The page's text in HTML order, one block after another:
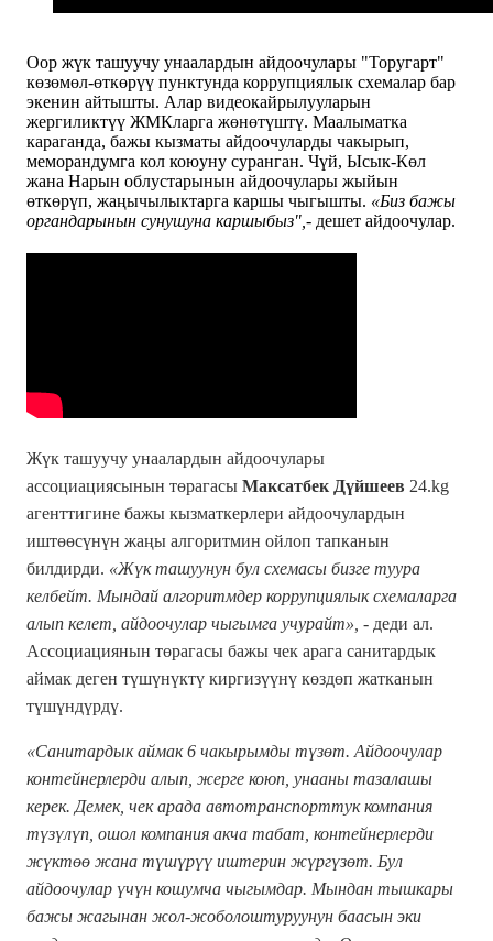
Оор жүк ташуучу унаалардын айдоочулары "Торугарт"
көзөмөл-өткөрүү пунктунда коррупциялык схемалар бар
экенин айтышты. Алар видеокайрылууларын
жергиликтүү ЖМКларга жөнөтүштү. Маалыматка
караганда, бажы кызматы айдоочуларды чакырып,
меморандумга кол коюуну суранган. Чүй, Ысык-Көл
жана Нарын облустарынын айдоочулары жыйын
өткөрүп, жаңычылыктарга каршы чыгышты. «Биз бажы
органдарынын сунушуна каршыбыз",- дешет айдоочулар.
Жүк ташуучу унаалардын айдоочулары
ассоциациясынын төрагасы Максатбек Дүйшеев 24.kg
агенттигине бажы кызматкерлери айдоочулардын
иштөөсүнүн жаңы алгоритмин ойлоп тапканын
билдирди. «Жүк ташуунун бул схемасы бизге туура
келбейт. Мындай алгоритмдер коррупциялык схемаларга
алып келет, айдоочулар чыгымга учурайт», - деди ал.
Ассоциациянын төрагасы бажы чек арага санитардык
аймак деген түшүнүктү киргизүүнү көздөп жатканын
түшүндүрдү.
«Санитардык аймак 6 чакырымды түзөт. Айдоочулар
контейнерлерди алып, жерге коюп, унааны тазалашы
керек. Демек, чек арада автотранспорттук компания
түзүлүп, ошол компания акча табат, контейнерлерди
жүктөө жана түшүрүү иштерин жүргүзөт. Бул
айдоочулар үчүн кошумча чыгымдар. Мындан тышкары
бажы жагынан жол-жоболоштуруунун баасын эки